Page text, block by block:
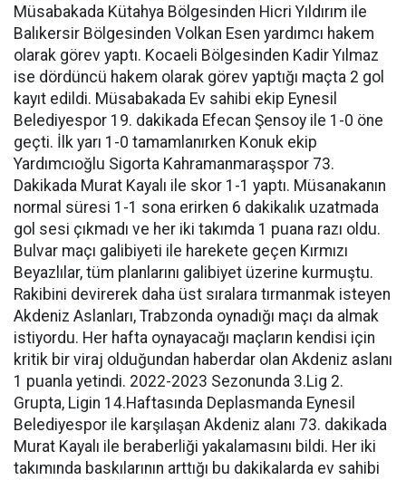
Müsabakada Kütahya Bölgesinden Hicri Yıldırım ile
Balıkersir Bölgesinden Volkan Esen yardımcı hakem
olarak görev yaptı. Kocaeli Bölgesinden Kadir Yılmaz
ise dördüncü hakem olarak görev yaptığı maçta 2 gol
kayıt edildi. Müsabakada Ev sahibi ekip Eynesil
Belediyespor 19. dakikada Efecan Şensoy ile 1-0 öne
geçti. İlk yarı 1-0 tamamlanırken Konuk ekip
Yardımcıoğlu Sigorta Kahramanmaraşspor 73.
Dakikada Murat Kayalı ile skor 1-1 yaptı. Müsanakanın
normal süresi 1-1 sona erirken 6 dakikalık uzatmada
gol sesi çıkmadı ve her iki takımda 1 puana razı oldu.
Bulvar maçı galibiyeti ile harekete geçen Kırmızı
Beyazlılar, tüm planlarını galibiyet üzerine kurmuştu.
Rakibini devirerek daha üst sıralara tırmanmak isteyen
Akdeniz Aslanları, Trabzonda oynadığı maçı da almak
istiyordu. Her hafta oynayacağı maçların kendisi için
kritik bir viraj olduğundan haberdar olan Akdeniz aslanı
1 puanla yetindi. 2022-2023 Sezonunda 3.Lig 2.
Grupta, Ligin 14.Haftasında Deplasmanda Eynesil
Belediyespor ile karşılaşan Akdeniz alanı 73. dakikada
Murat Kayalı ile beraberliği yakalamasını bildi. Her iki
takımında baskılarının arttığı bu dakikalarda ev sahibi